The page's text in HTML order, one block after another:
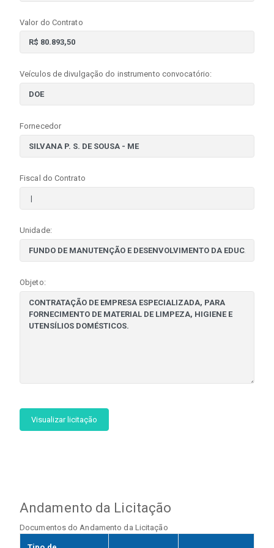
Valor do Contrato
Veículos de divulgação do instrumento convocatório:
Fornecedor
Fiscal do Contrato
Unidade:
Objeto:
Visualizar licitação
Andamento da Licitação
Documentos do Andamento da Licitação